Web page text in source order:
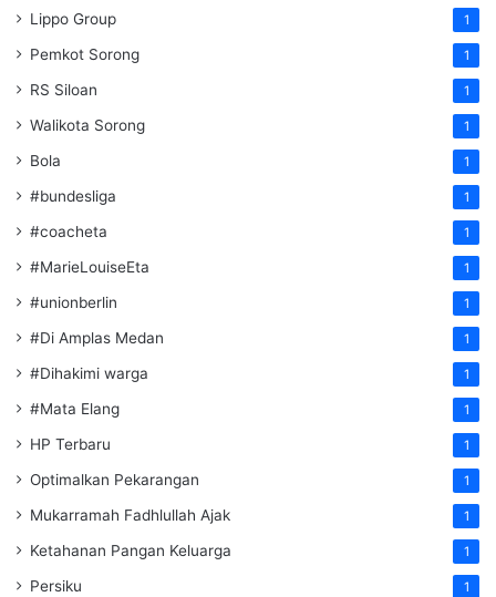
Lippo Group 1
Pemkot Sorong 1
RS Siloan 1
Walikota Sorong 1
Bola 1
#bundesliga 1
#coacheta 1
#MarieLouiseEta 1
#unionberlin 1
#Di Amplas Medan 1
#Dihakimi warga 1
#Mata Elang 1
HP Terbaru 1
Optimalkan Pekarangan 1
Mukarramah Fadhlullah Ajak 1
Ketahanan Pangan Keluarga 1
Persiku 1